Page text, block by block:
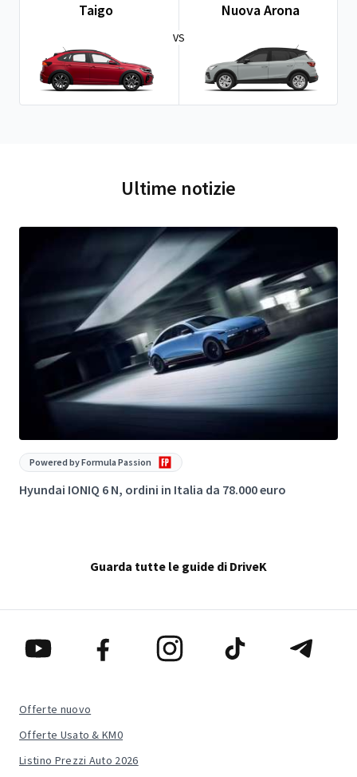
Taigo
VS
Nuova Arona
Ultime notizie
Powered by Formula Passion
Hyundai IONIQ 6 N, ordini in Italia da 78.000 euro
Guarda tutte le guide di DriveK
Offerte nuovo
Offerte Usato & KM0
Listino Prezzi Auto 2026